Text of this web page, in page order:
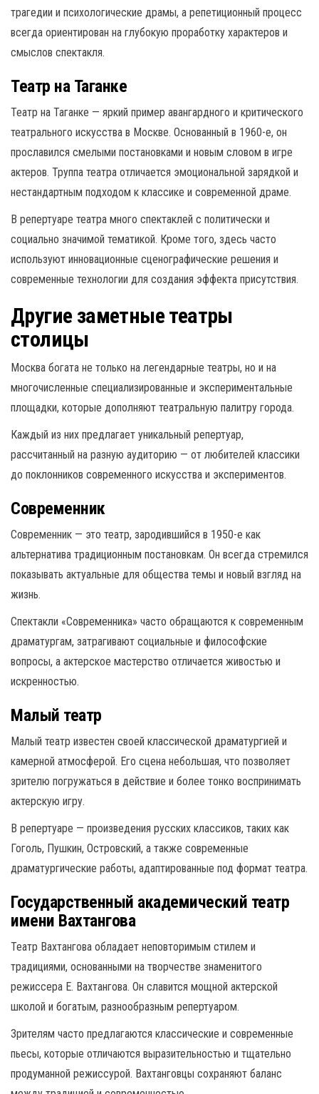
трагедии и психологические драмы, а репетиционный процесс
всегда ориентирован на глубокую проработку характеров и
смыслов спектакля.
Театр на Таганке
Театр на Таганке — яркий пример авангардного и критического
театрального искусства в Москве. Основанный в 1960-е, он
прославился смелыми постановками и новым словом в игре
актеров. Труппа театра отличается эмоциональной зарядкой и
нестандартным подходом к классике и современной драме.
В репертуаре театра много спектаклей с политически и
социально значимой тематикой. Кроме того, здесь часто
используют инновационные сценографические решения и
современные технологии для создания эффекта присутствия.
Другие заметные театры
столицы
Москва богата не только на легендарные театры, но и на
многочисленные специализированные и экспериментальные
площадки, которые дополняют театральную палитру города.
Каждый из них предлагает уникальный репертуар,
рассчитанный на разную аудиторию — от любителей классики
до поклонников современного искусства и экспериментов.
Современник
Современник — это театр, зародившийся в 1950-е как
альтернатива традиционным постановкам. Он всегда стремился
показывать актуальные для общества темы и новый взгляд на
жизнь.
Спектакли «Современника» часто обращаются к современным
драматургам, затрагивают социальные и философские
вопросы, а актерское мастерство отличается живостью и
искренностью.
Малый театр
Малый театр известен своей классической драматургией и
камерной атмосферой. Его сцена небольшая, что позволяет
зрителю погружаться в действие и более тонко воспринимать
актерскую игру.
В репертуаре — произведения русских классиков, таких как
Гоголь, Пушкин, Островский, а также современные
драматургические работы, адаптированные под формат театра.
Государственный академический театр
имени Вахтангова
Театр Вахтангова обладает неповторимым стилем и
традициями, основанными на творчестве знаменитого
режиссера Е. Вахтангова. Он славится мощной актерской
школой и богатым, разнообразным репертуаром.
Зрителям часто предлагаются классические и современные
пьесы, которые отличаются выразительностью и тщательно
продуманной режиссурой. Вахтанговцы сохраняют баланс